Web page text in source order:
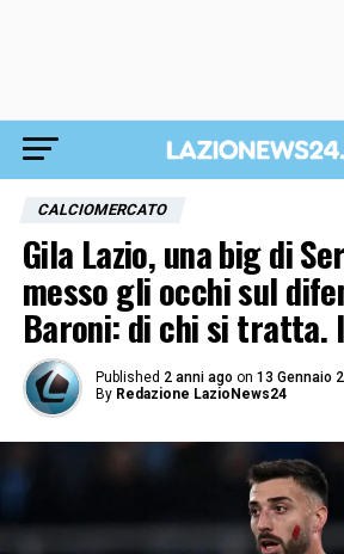
CALCIOMERCATO
Gila Lazio, una big di
messo gli occhi sul
Baroni: di chi si tratta.
Published 2 anni ago on 13 Gennaio
By Redazione LazioNews24